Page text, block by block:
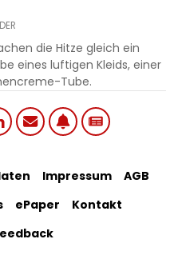
die Hitze gleich ein
eines luftigen Kleids, einer
Tube.
Impressum
AGB
ePaper
Kontakt